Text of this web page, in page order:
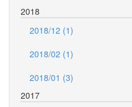
2018
2018/12 (1)
2018/02 (1)
2018/01 (3)
2017